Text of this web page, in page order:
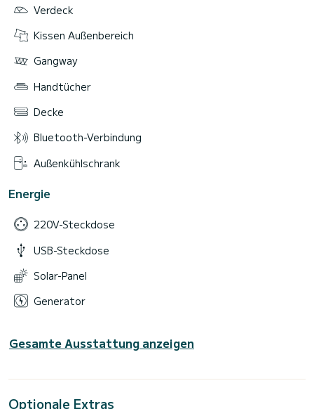
Verdeck
Kissen Außenbereich
Gangway
Handtücher
Decke
Bluetooth-Verbindung
Außenkühlschrank
Energie
220V-Steckdose
USB-Steckdose
Solar-Panel
Generator
Gesamte Ausstattung anzeigen
Optionale Extras